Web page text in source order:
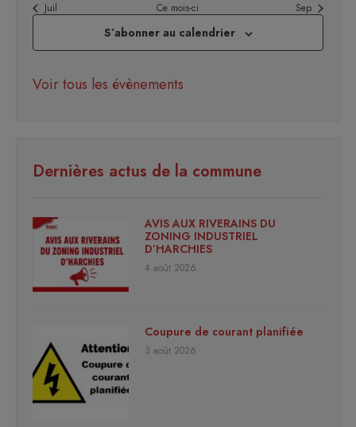
Juil Ce mois-ci Sep
S’abonner au calendrier
Voir tous les évènements
Dernières actus de la commune
AVIS AUX RIVERAINS DU
ZONING INDUSTRIEL
D’HARCHIES
4 août 2026
Coupure de courant planifiée
3 août 2026